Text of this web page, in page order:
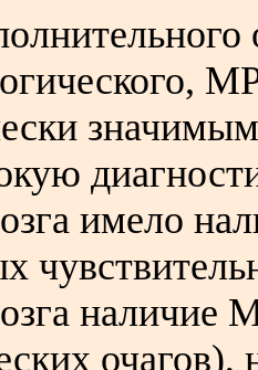
имело
наличие